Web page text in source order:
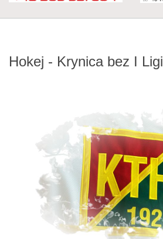
Hokej - Krynica bez I Ligi